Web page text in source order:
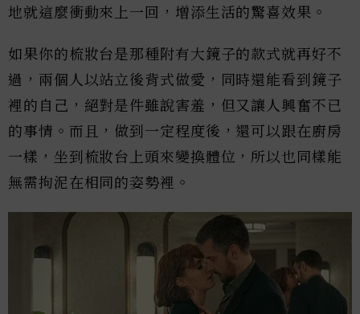
地就這麼衝動來上一回，增添生活的驚喜效果。
如果你的梳妝台是那種附有大鏡子的款式就再好不
過，兩個人以站立後背式做愛，同時還能看到鏡子
裡的自己，絕對是件雖說害羞，但又讓人興奮不已
的事情。而且，做到一定程度後，還可以跟在廚房
一樣，坐到梳妝台上頭來變換體位，所以也同樣能
無需拘泥在相同的姿勢裡。